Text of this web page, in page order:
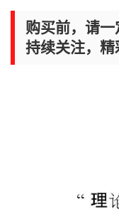
购买前，请一
持续关注，